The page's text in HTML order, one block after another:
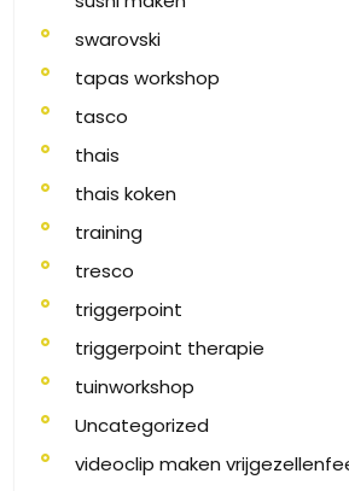
swarovski
tapas workshop
tasco
thais
thais koken
training
tresco
triggerpoint
triggerpoint therapie
tuinworkshop
Uncategorized
videoclip maken